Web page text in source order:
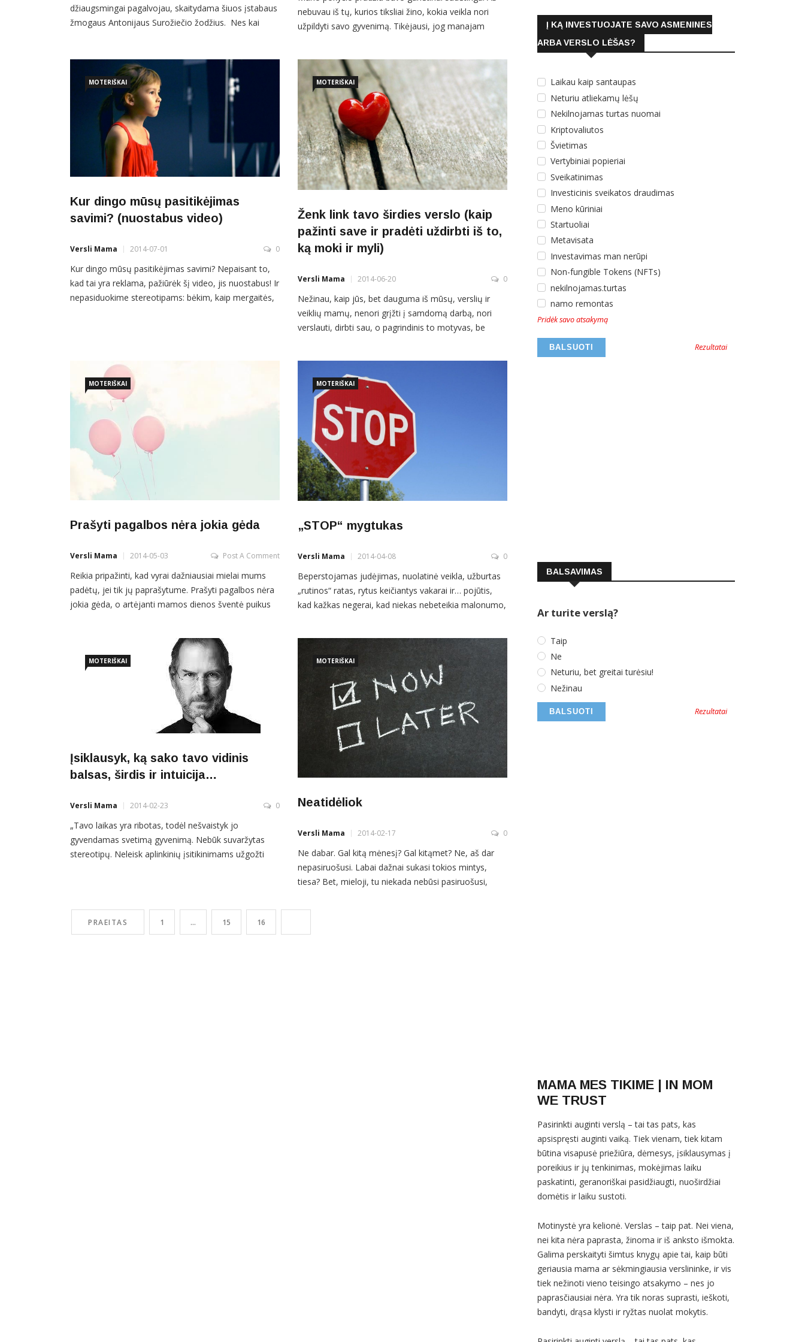
džiaugsmingai pagalvojau, skaitydama šiuos įstabaus
žmogaus Antonijaus Surožiečio žodžius. Nes kai
bažnyčia ir bažnyčia rūpi, – o ten, Tauragės krašte, iš
tikrųjų tarp laukų, sandėlių, motociklų, ekonomikos,
nebuvau iš tų, kurios tiksliai žino, kokia veikla nori
užpildyti savo gyvenimą. Tikėjausi, jog manajam
laisvalaikio praleidimo būdų pasirinkimas, jau baigtų
studijų atnaujinimas vis kitomis, žinomesnį vardą
turinčių
MOTERIŠKAI
Kur dingo mūsų pasitikėjimas
savimi? (nuostabus video)
Versli Mama 2014-07-01 0
Kur dingo mūsų pasitikėjimas savimi? Nepaisant to,
kad tai yra reklama, pažiūrėk šį video, jis nuostabus! Ir
nepasiduokime stereotipams: bėkim, kaip mergaitės,
MOTERIŠKAI
Ženk link tavo širdies verslo (kaip
pažinti save ir pradėti uždirbti iš to,
ką moki ir myli)
Versli Mama 2014-06-20 0
Nežinau, kaip jūs, bet dauguma iš mūsų, verslių ir
veiklių mamų, nenori grįžti į samdomą darbą, nori
verslauti, dirbti sau, o pagrindinis to motyvas, be
to reikia, […]
MOTERIŠKAI
Prašyti pagalbos nėra jokia gėda
Versli Mama 2014-05-03 Post A Comment
Reikia pripažinti, kad vyrai dažniausiai mielai mums
padėtų, jei tik jų paprašytume. Prašyti pagalbos nėra
jokia gėda, o artėjanti mamos dienos šventė puikus
galėtumėme atsikvėpti, žengti žingsnelį
savirealizacijos kryptimi, kuri mums yra tokia svarbi.
MOTERIŠKAI
„STOP“ mygtukas
Versli Mama 2014-04-08 0
Beperstojamas judėjimas, nuolatinė veikla, užburtas
„rutinos“ ratas, rytus keičiantys vakarai ir… pojūtis,
kad kažkas negerai, kad niekas nebeteikia malonumo,
čia mes turim patarimą – drąsiai spausk „STOP“
mygtuką! Pamiršk visus darbus ir atsikvėpk. Tai gali
būti
MOTERIŠKAI
Įsiklausyk, ką sako tavo vidinis
balsas, širdis ir intuicija…
Versli Mama 2014-02-23 0
„Tavo laikas yra ribotas, todėl nešvaistyk jo
gyvendamas svetimą gyvenimą. Nebūk suvaržytas
stereotipų. Neleisk aplinkinių įsitikinimams užgožti
MOTERIŠKAI
Neatidėliok
Versli Mama 2014-02-17 0
Ne dabar. Gal kitą mėnesį? Gal kitąmet? Ne, aš dar
nepasiruošusi. Labai dažnai sukasi tokios mintys,
tiesa? Bet, mieloji, tu niekada nebūsi pasiruošusi,
svajones. Tiesiog eik ir daryk. Laukti nieko nedarant
PRAEITAS 1 … 15 16
Į KĄ INVESTUOJATE SAVO ASMENINES
ARBA VERSLO LĖŠAS?
Laikau kaip santaupas
Neturiu atliekamų lėšų
Nekilnojamas turtas nuomai
Kriptovaliutos
Švietimas
Vertybiniai popieriai
Sveikatinimas
Investicinis sveikatos draudimas
Meno kūriniai
Startuoliai
Metavisata
Investavimas man nerūpi
Non-fungible Tokens (NFTs)
nekilnojamas.turtas
namo remontas
Pridėk savo atsakymą
Rezultatai
BALSAVIMAS
Ar turite verslą?
Taip
Ne
Neturiu, bet greitai turėsiu!
Nežinau
Rezultatai
MAMA MES TIKIME | IN MOM
WE TRUST
Pasirinkti auginti verslą – tai tas pats, kas
apsispręsti auginti vaiką. Tiek vienam, tiek kitam
būtina visapusė priežiūra, dėmesys, įsiklausymas į
poreikius ir jų tenkinimas, mokėjimas laiku
paskatinti, geranoriškai pasidžiaugti, nuoširdžiai
domėtis ir laiku sustoti.
Motinystė yra kelionė. Verslas – taip pat. Nei viena,
nei kita nėra paprasta, žinoma ir iš anksto išmokta.
Galima perskaityti šimtus knygų apie tai, kaip būti
geriausia mama ar sėkmingiausia verslininke, ir vis
tiek nežinoti vieno teisingo atsakymo – nes jo
paprasčiausiai nėra. Yra tik noras suprasti, ieškoti,
bandyti, drąsa klysti ir ryžtas nuolat mokytis.